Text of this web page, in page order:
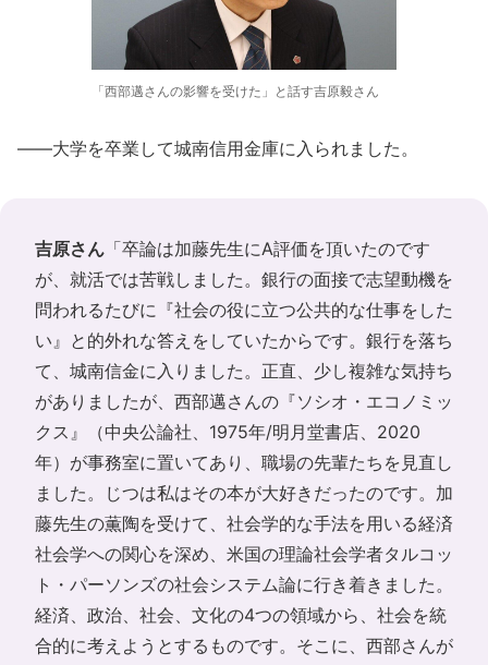
「西部邁さんの影響を受けた」と話す吉原毅さん
――大学を卒業して城南信用金庫に入られました。
吉原さん 「卒論は加藤先生にA評価を頂いたのです
が、就活では苦戦しました。銀行の面接で志望動機を
問われるたびに『社会の役に立つ公共的な仕事をした
い』と的外れな答えをしていたからです。銀行を落ち
て、城南信金に入りました。正直、少し複雑な気持ち
がありましたが、西部邁さんの『ソシオ・エコノミッ
クス』（中央公論社、1975年/明月堂書店、2020
年）が事務室に置いてあり、職場の先輩たちを見直し
ました。じつは私はその本が大好きだったのです。加
藤先生の薫陶を受けて、社会学的な手法を用いる経済
社会学への関心を深め、米国の理論社会学者タルコッ
ト・パーソンズの社会システム論に行き着きました。
経済、政治、社会、文化の4つの領域から、社会を統
合的に考えようとするものです。そこに、西部さんが